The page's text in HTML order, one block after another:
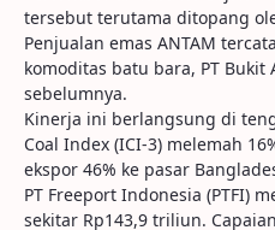
tersebut terutama ditopang
Penjualan emas ANTAM
komoditas batu bara, PT Bukit
sebelumnya.
Kinerja ini berlangsung di
Coal Index (ICI-3) melemah
ekspor 46% ke pasar
PT Freeport Indonesia (PTFI)
sekitar Rp143,9 triliun.